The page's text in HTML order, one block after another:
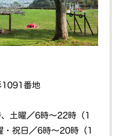
1091番地
土曜／6時〜22時（1
祝日／6時〜20時（1